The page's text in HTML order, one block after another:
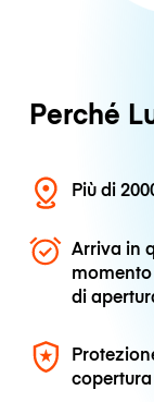
Perché
Più di
Arriva in
di